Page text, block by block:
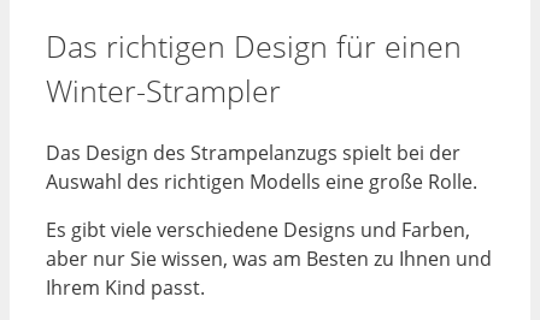
Das richtigen Design für einen
Winter-Strampler
Das Design des Strampelanzugs spielt bei der
Auswahl des richtigen Modells eine große Rolle.
Es gibt viele verschiedene Designs und Farben,
aber nur Sie wissen, was am Besten zu Ihnen und
Ihrem Kind passt.